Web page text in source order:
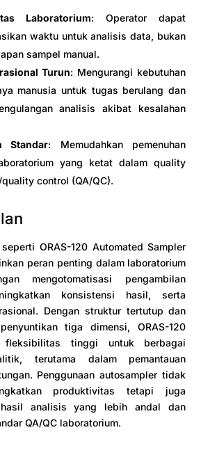
Laboratorium: Operator dapat
waktu untuk analisis data, bukan
sampel manual.
Turun: Mengurangi kebutuhan
manusia untuk tugas berulang dan
analisis akibat kesalahan
Standar: Memudahkan pemenuhan
yang ketat dalam quality
control (QA/QC).
ORAS-120 Automated Sampler
peran penting dalam laboratorium
mengotomatisasi pengambilan
konsistensi hasil, serta
Dengan struktur tertutup dan
tiga dimensi, ORAS-120
fleksibilitas tinggi untuk berbagai
terutama dalam pemantauan
Penggunaan autosampler tidak
produktivitas tetapi juga
hasil analisis yang lebih andal dan
QA/QC laboratorium.